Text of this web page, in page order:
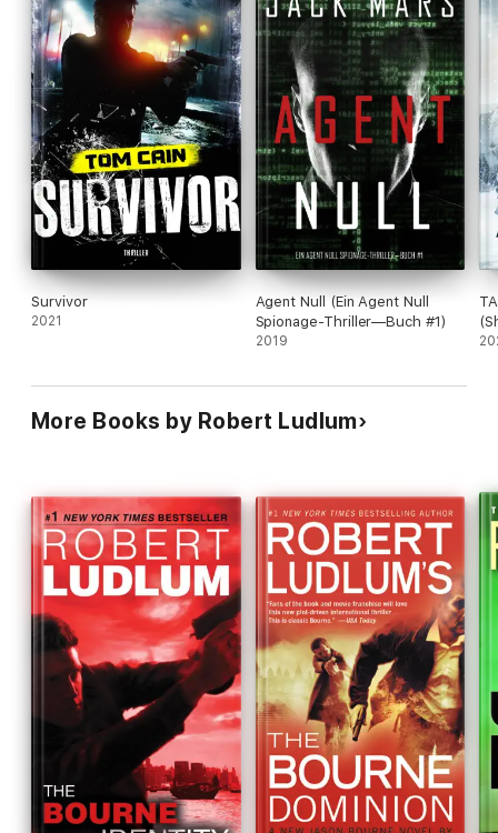
Survivor
2021
Agent Null (Ein Agent Null
Spionage-Thriller—Buch #1)
2019
More Books by Robert Ludlum